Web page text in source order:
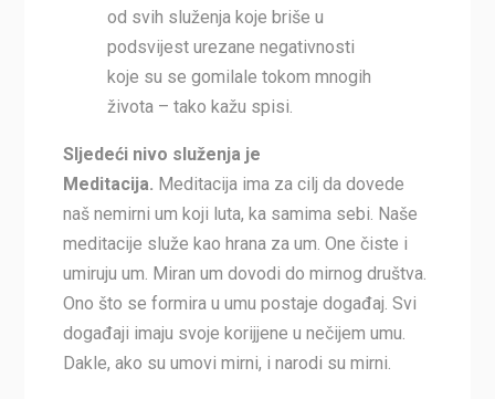
od svih služenja koje briše u
podsvijest urezane negativnosti
koje su se gomilale tokom mnogih
života – tako kažu spisi.
Sljedeći nivo služenja je
Meditacija. Meditacija ima za cilj da dovede
naš nemirni um koji luta, ka samima sebi. Naše
meditacije služe kao hrana za um. One čiste i
umiruju um. Miran um dovodi do mirnog društva.
Ono što se formira u umu postaje događaj. Svi
događaji imaju svoje korijjene u nečijem umu.
Dakle, ako su umovi mirni, i narodi su mirni.